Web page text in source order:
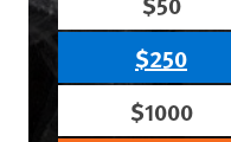
$250
$1000